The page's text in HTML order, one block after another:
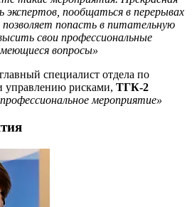
пообщаться в перерывах
попасть в питательную
свои профессиональные
вопросы»
главный специалист отдела по
управлению рисками, ТГК-2
мероприятие»